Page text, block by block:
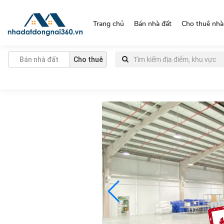
Trang chủ Bán nhà đất Cho thuê
Bán nhà đất Cho thuê